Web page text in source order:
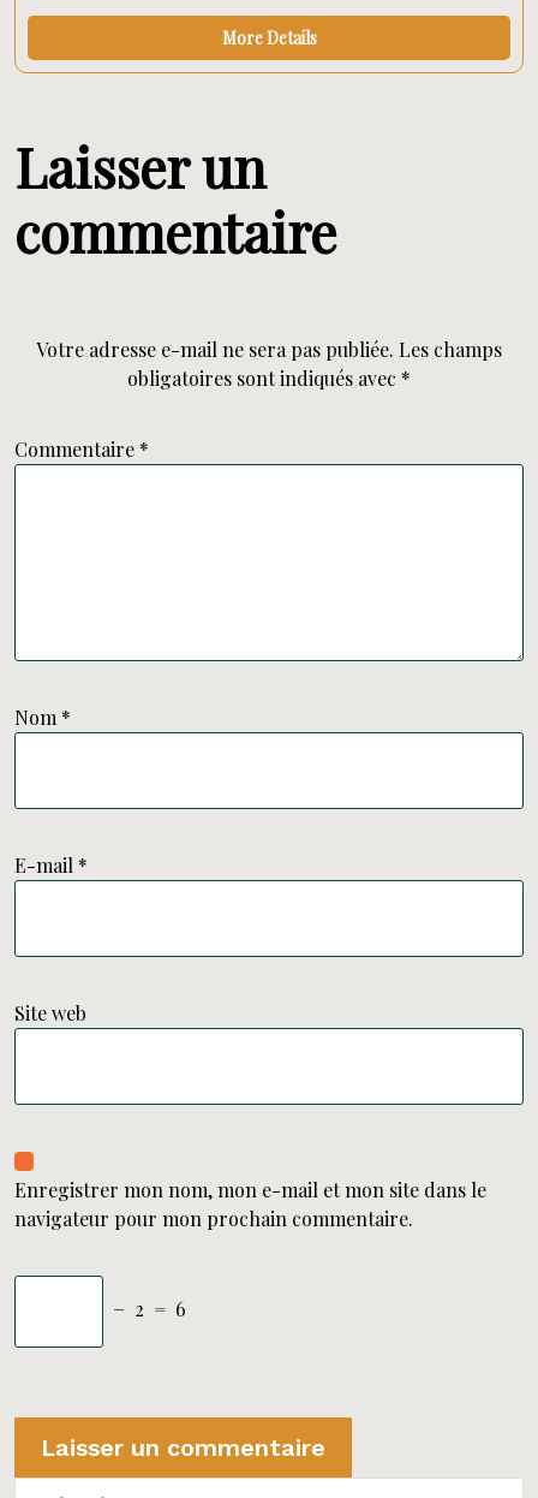
More Details
Laisser un
commentaire
Votre adresse e-mail ne sera pas publiée. Les champs
obligatoires sont indiqués avec *
Commentaire *
Nom *
E-mail *
Site web
Enregistrer mon nom, mon e-mail et mon site dans le
navigateur pour mon prochain commentaire.
− 2 = 6